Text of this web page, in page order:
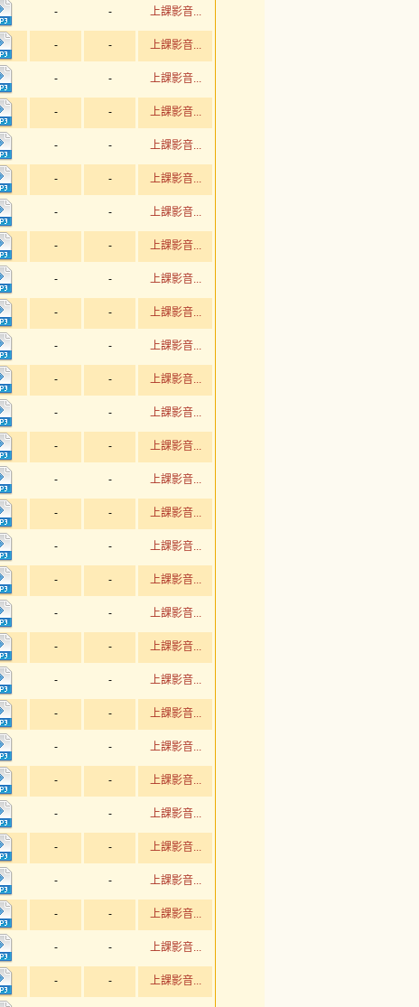
- - 上課影音...
- - 上課影音...
- - 上課影音...
- - 上課影音...
- - 上課影音...
- - 上課影音...
- - 上課影音...
- - 上課影音...
- - 上課影音...
- - 上課影音...
- - 上課影音...
- - 上課影音...
- - 上課影音...
- - 上課影音...
- - 上課影音...
- - 上課影音...
- - 上課影音...
- - 上課影音...
- - 上課影音...
- - 上課影音...
- - 上課影音...
- - 上課影音...
- - 上課影音...
- - 上課影音...
- - 上課影音...
- - 上課影音...
- - 上課影音...
- - 上課影音...
- - 上課影音...
- - 上課影音...